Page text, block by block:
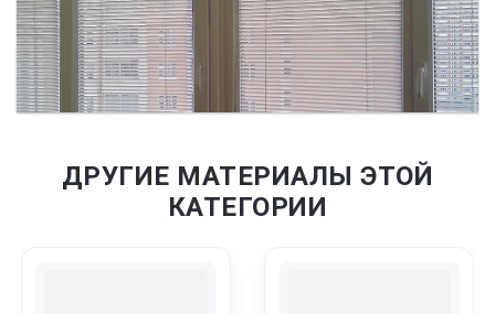
ДРУГИЕ МАТЕРИАЛЫ ЭТОЙ
КАТЕГОРИИ